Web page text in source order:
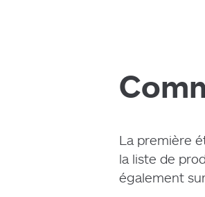
La première
la liste de
également